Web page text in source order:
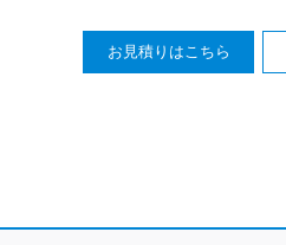
お見積りはこちら